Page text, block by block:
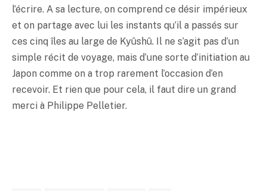
l’écrire. A sa lecture, on comprend ce désir impérieux
et on partage avec lui les instants qu’il a passés sur
ces cinq îles au large de Kyûshû. Il ne s’agit pas d’un
simple récit de voyage, mais d’une sorte d’initiation au
Japon comme on a trop rarement l’occasion d’en
recevoir. Et rien que pour cela, il faut dire un grand
merci à Philippe Pelletier.